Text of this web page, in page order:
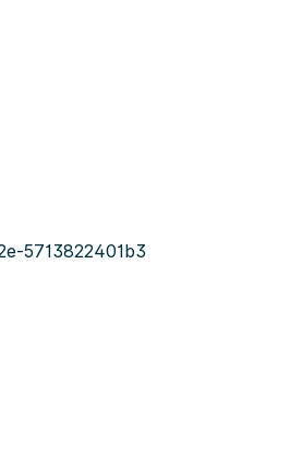
5713822401b3